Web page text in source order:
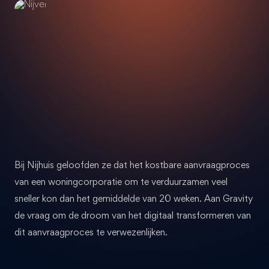
Bij Nijhuis geloofden ze dat het kostbare aanvraagproces
van een woningcorporatie om te verduurzamen veel
sneller kon dan het gemiddelde van 20 weken. Aan Gravity
de vraag om de droom van het digitaal transformeren van
dit aanvraagproces te verwezenlijken.